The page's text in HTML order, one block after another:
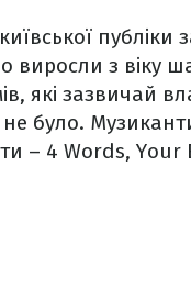
публіки
з віку
які зазвичай
було.
– 4 Words,